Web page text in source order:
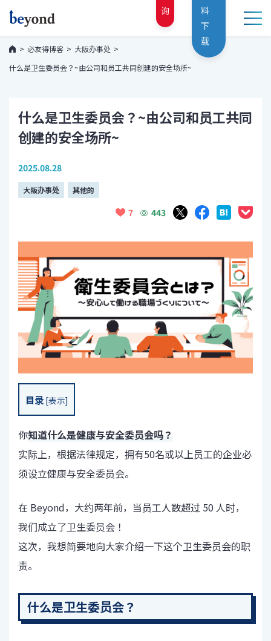
询
料
下
载
必友得博客
大阪办事处
什么是卫生委员会？~由公司和员工共同创建的安全场所~
什么是卫生委员会？~由公司和员工共同
创建的安全场所~
2025.08.28
大阪办事处 其他的
7 443
目录 [表示]
你知道什么是健康与安全委员会吗？
实际上，根据法律规定，拥有50名或以上员工的企业必
须设立健康与安全委员会。
在 Beyond，大约两年前，当员工人数超过 50 人时，
我们成立了卫生委员会！
这次，我想简要地向大家介绍一下这个卫生委员会的职
责。
什么是卫生委员会？